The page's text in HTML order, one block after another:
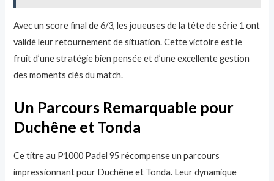
Avec un score final de 6/3, les joueuses de la tête de série 1 ont
validé leur retournement de situation. Cette victoire est le
fruit d’une stratégie bien pensée et d’une excellente gestion
des moments clés du match.
Un Parcours Remarquable pour
Duchêne et Tonda
Ce titre au P1000 Padel 95 récompense un parcours
impressionnant pour Duchêne et Tonda. Leur dynamique